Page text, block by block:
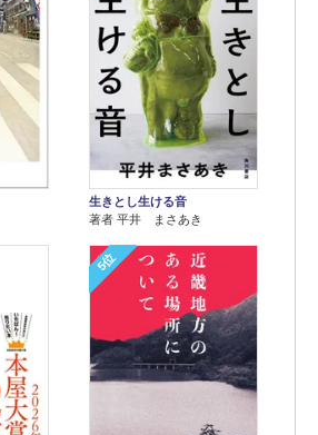
生きとし生ける音
著者 平井 まさあき
5位